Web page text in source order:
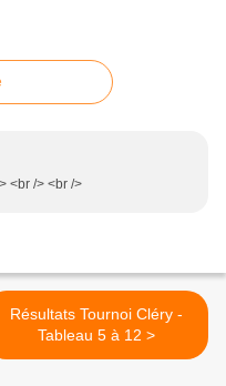
<br /> <br />
Résultats Tournoi Cléry -
Tableau 5 à 12 >